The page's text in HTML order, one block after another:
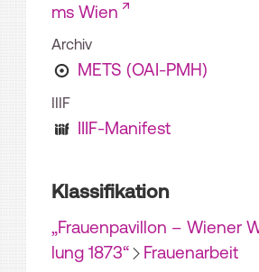
ms Wien
Archiv
METS (OAI-PMH)
IIIF
IIIF-Manifest
Klassifikation
„Frauenpavillon – Wiener
lung 1873“
Frauenarbeit